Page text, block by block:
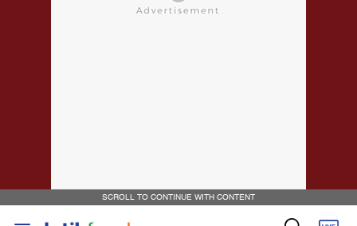
SCROLL TO CONTINUE WITH CONTENT